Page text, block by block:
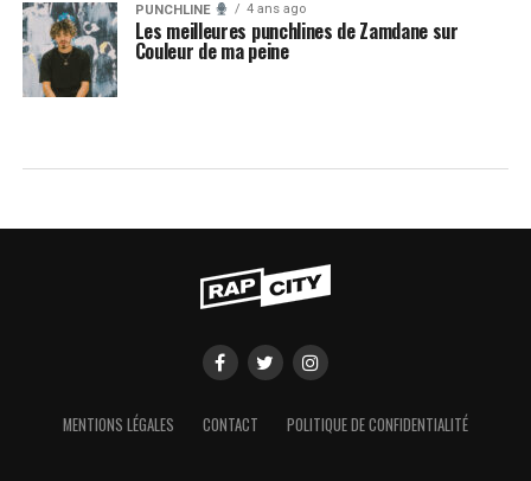
PUNCHLINE 4 ans ago
Les meilleures punchlines de Zamdane sur
Couleur de ma peine
MENTIONS LÉGALES CONTACT POLITIQUE DE CONFIDENTIALITÉ